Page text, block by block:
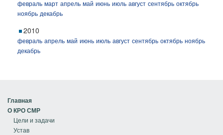
февраль март апрель май июнь июль август сентябрь октябрь
ноябрь декабрь
2010
февраль апрель май июнь июль август сентябрь октябрь ноябрь
декабрь
Главная
О КРО СМР
Цели и задачи
Устав